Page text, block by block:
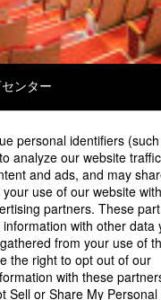
ンター
2 3 4 5
クの電気設備 SNSアカ